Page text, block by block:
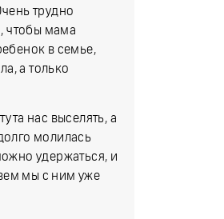
трудно
чтобы мама
в семье,
а только
нас выселять, а
молилась
удержаться, и
мы с ним уже